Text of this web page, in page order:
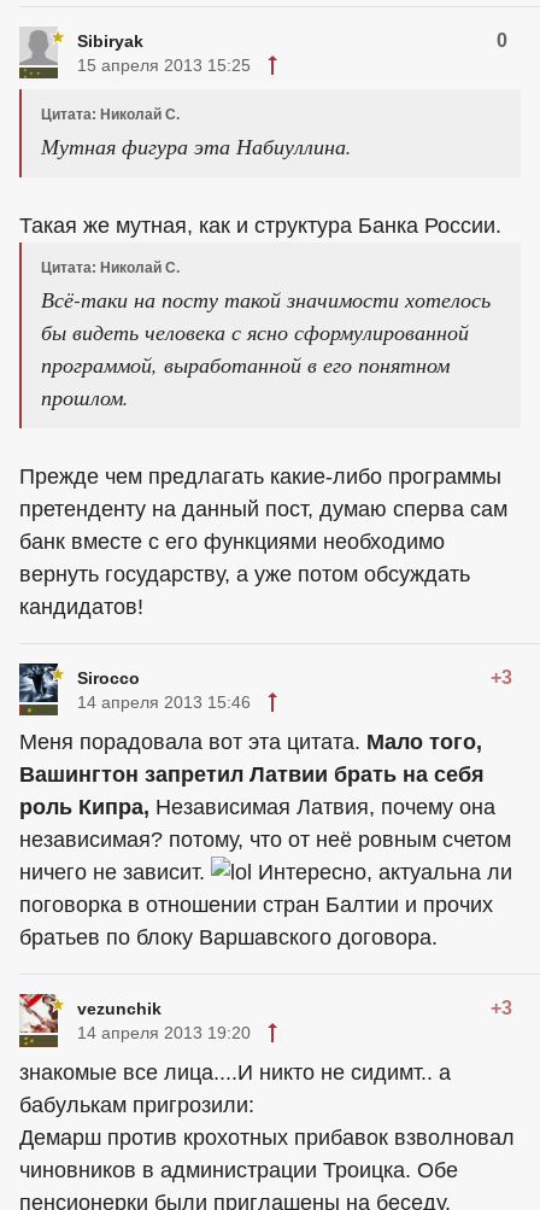
Sibiryak 0
15 апреля 2013 15:25
Цитата: Николай С.
Мутная фигура эта Набиуллина.
Такая же мутная, как и структура Банка России.
Цитата: Николай С.
Всё-таки на посту такой значимости хотелось
бы видеть человека с ясно сформулированной
программой, выработанной в его понятном
прошлом.
Прежде чем предлагать какие-либо программы
претенденту на данный пост, думаю сперва сам
банк вместе с его функциями необходимо
вернуть государству, а уже потом обсуждать
кандидатов!
Sirocco +3
14 апреля 2013 15:46
Меня порадовала вот эта цитата. Мало того,
Вашингтон запретил Латвии брать на себя
роль Кипра, Независимая Латвия, почему она
независимая? потому, что от неё ровным счетом
ничего не зависит.
Интересно, актуальна ли
поговорка в отношении стран Балтии и прочих
братьев по блоку Варшавского договора.
vezunchik +3
14 апреля 2013 19:20
знакомые все лица....И никто не сидимт.. а
бабулькам пригрозили:
Демарш против крохотных прибавок взволновал
чиновников в администрации Троицка. Обе
пенсионерки были приглашены на беседу.